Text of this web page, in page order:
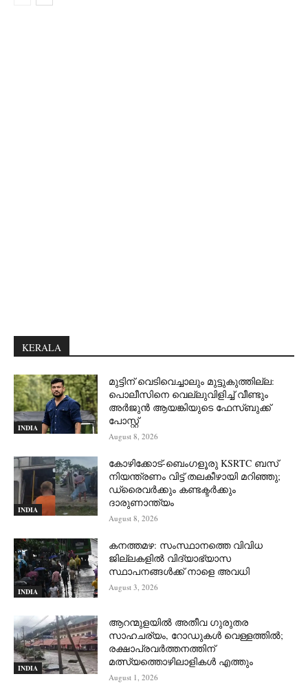
KERALA
INDIA
മുട്ടിന് വെടിവെച്ചാലും മുട്ടുകുത്തില്ല:
പൊലീസിനെ വെല്ലുവിളിച്ച് വീണ്ടും
അർജുൻ ആയങ്കിയുടെ ഫേസ്ബുക്ക്
പോസ്റ്റ്
August 8, 2026
INDIA
കോഴിക്കോട്-ബെംഗളൂരു KSRTC ബസ്
നിയന്ത്രണം വിട്ട് തലകീഴായി മറിഞ്ഞു;
ഡ്രെെവർക്കും കണ്ടക്ടർക്കും
ദാരുണാന്ത്യം
August 8, 2026
INDIA
കനത്തമഴ: സംസ്ഥാനത്തെ വിവിധ
ജില്ലകളിൽ വിദ്യാഭ്യാസ
സ്ഥാപനങ്ങൾക്ക് നാളെ അവധി
August 3, 2026
INDIA
ആറന്മുളയില്‍ അതീവ ഗുരുതര
സാഹചര്യം, റോഡുകള്‍ വെള്ളത്തില്‍;
രക്ഷാപ്രവര്‍ത്തനത്തിന്
മത്സ്യത്തൊഴിലാളികള്‍ എത്തും
August 1, 2026